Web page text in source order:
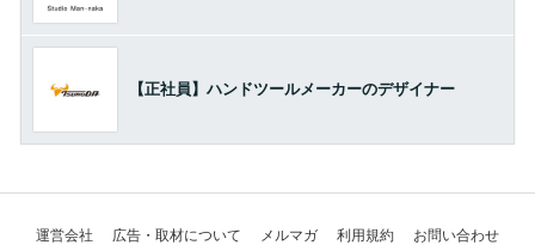
【正社員】ハンドツールメーカーのデザイナー
運営会社 広告・取材について メルマガ 利用規約 お問い合わせ